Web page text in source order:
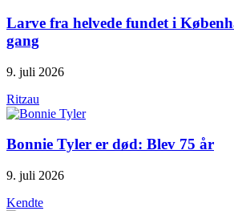
Larve fra helvede fundet i
gang
9. juli 2026
Ritzau
Bonnie Tyler er død: Blev 75 år
9. juli 2026
Kendte